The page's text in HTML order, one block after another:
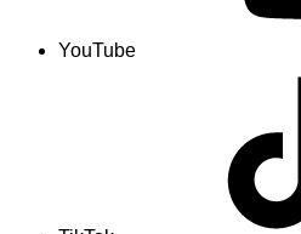
YouTube